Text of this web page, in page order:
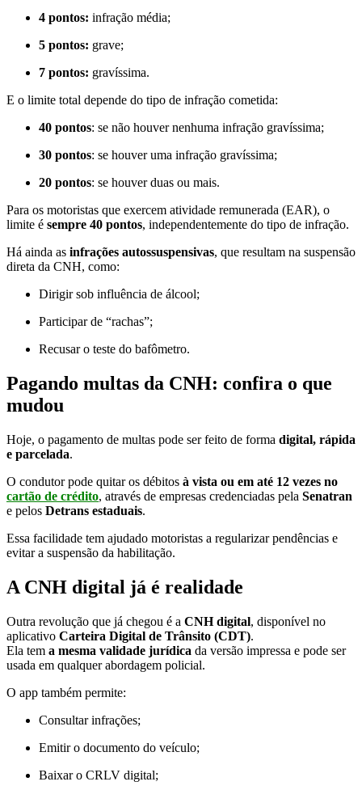
4 pontos: infração média;
5 pontos: grave;
7 pontos: gravíssima.
E o limite total depende do tipo de infração cometida:
40 pontos: se não houver nenhuma infração gravíssima;
30 pontos: se houver uma infração gravíssima;
20 pontos: se houver duas ou mais.
Para os motoristas que exercem atividade remunerada (EAR), o
limite é sempre 40 pontos, independentemente do tipo de infração.
Há ainda as infrações autossuspensivas, que resultam na suspensão
direta da CNH, como:
Dirigir sob influência de álcool;
Participar de “rachas”;
Recusar o teste do bafômetro.
Pagando multas da CNH: confira o que
mudou
Hoje, o pagamento de multas pode ser feito de forma digital, rápida
e parcelada.
O condutor pode quitar os débitos à vista ou em até 12 vezes no
cartão de crédito, através de empresas credenciadas pela Senatran
e pelos Detrans estaduais.
Essa facilidade tem ajudado motoristas a regularizar pendências e
evitar a suspensão da habilitação.
A CNH digital já é realidade
Outra revolução que já chegou é a CNH digital, disponível no
aplicativo Carteira Digital de Trânsito (CDT).
Ela tem a mesma validade jurídica da versão impressa e pode ser
usada em qualquer abordagem policial.
O app também permite:
Consultar infrações;
Emitir o documento do veículo;
Baixar o CRLV digital;